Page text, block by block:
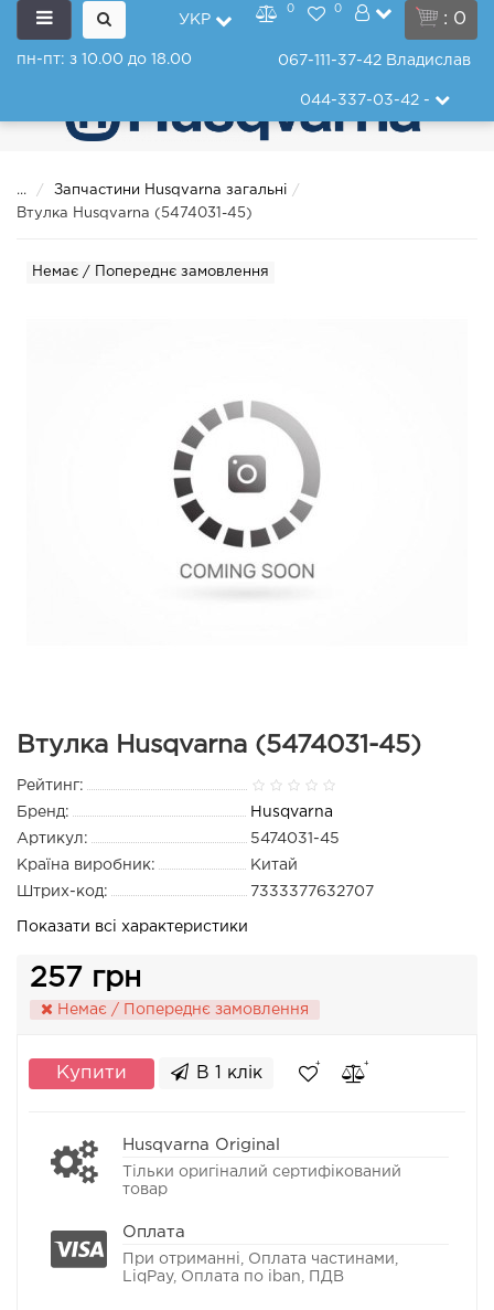
: 0
УКР
0 0
пн-пт: з 10.00 до 18.00 067-111-37-42 Владислав
044-337-03-42-
...
Запчастини Husqvarna загальні
Втулка Husqvarna (5474031-45)
Немає / Попереднє замовлення
Втулка Husqvarna (5474031-45)
Рейтинг:
Бренд:
Husqvarna
Артикул:
5474031-45
Країна виробник:
Китай
Штрих-код:
7333377632707
Показати всі характеристики
257 грн
Немає / Попереднє замовлення
Купити В 1 клік
Husqvarna Original
Тільки оригіналий сертифікований
товар
Оплата
При отриманні, Оплата частинами,
LiqPay, Оплата по iban, ПДВ